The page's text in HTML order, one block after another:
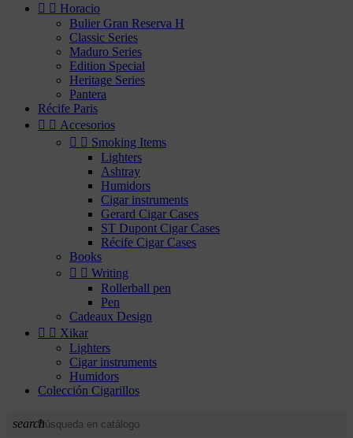
  Horacio
Bulier Gran Reserva H
Classic Series
Maduro Series
Edition Special
Heritage Series
Pantera
Récife Paris
  Accesorios
  Smoking Items
Lighters
Ashtray
Humidors
Cigar instruments
Gerard Cigar Cases
ST Dupont Cigar Cases
Récife Cigar Cases
Books
  Writing
Rollerball pen
Pen
Cadeaux Design
  Xikar
Lighters
Cigar instruments
Humidors
Colección Cigarillos
search